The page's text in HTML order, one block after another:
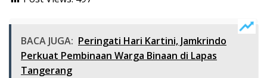
BACA JUGA: Peringati Hari Kartini, Jamkrindo
Perkuat Pembinaan Warga Binaan di Lapas
Tangerang